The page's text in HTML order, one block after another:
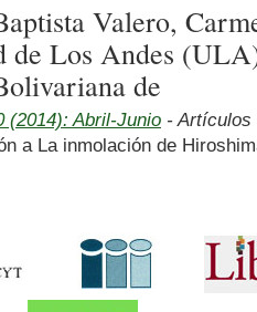
Valero,
de Los Andes
de
(2014): Abril-Junio - Artículos
a La inmolación de